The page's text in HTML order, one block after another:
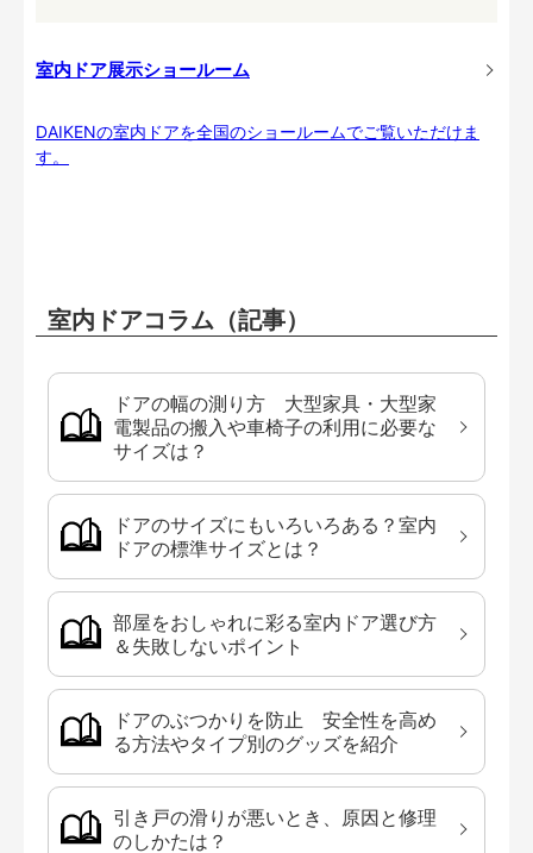
室内ドア展示ショールーム
DAIKENの室内ドアを全国のショールームでご覧いただけま
す。
室内ドアコラム（記事）
ドアの幅の測り方 大型家具・大型家
電製品の搬入や車椅子の利用に必要な
サイズは？
ドアのサイズにもいろいろある？室内
ドアの標準サイズとは？
部屋をおしゃれに彩る室内ドア選び方
＆失敗しないポイント
ドアのぶつかりを防止 安全性を高め
る方法やタイプ別のグッズを紹介
引き戸の滑りが悪いとき、原因と修理
のしかたは？